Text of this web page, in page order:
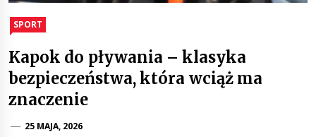
SPORT
Kapok do pływania – klasyka
bezpieczeństwa, która wciąż ma
znaczenie
25 MAJA, 2026